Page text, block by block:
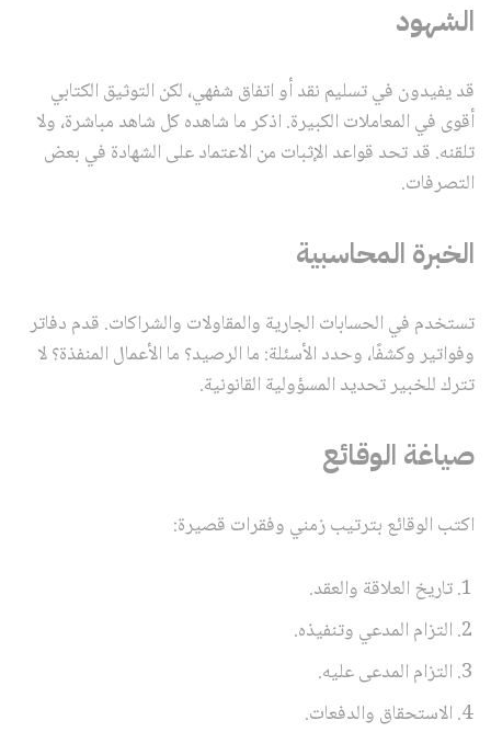
الشهود
قد يفيدون في تسليم نقد أو اتفاق شفهي، لكن التوثيق الكتابي
أقوى في المعاملات الكبيرة. اذكر ما شاهده كل شاهد مباشرة، ولا
تلقنه. قد تحد قواعد الإثبات من الاعتماد على الشهادة في بعض
التصرفات.
الخبرة المحاسبية
تستخدم في الحسابات الجارية والمقاولات والشراكات. قدم دفاتر
وفواتير وكشفًا، وحدد الأسئلة: ما الرصيد؟ ما الأعمال المنفذة؟ لا
تترك للخبير تحديد المسؤولية القانونية.
صياغة الوقائع
اكتب الوقائع بترتيب زمني وفقرات قصيرة:
تاريخ العلاقة والعقد.
التزام المدعي وتنفيذه.
التزام المدعى عليه.
الاستحقاق والدفعات.